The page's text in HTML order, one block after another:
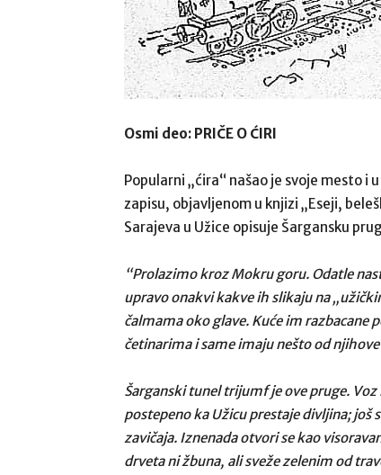
Osmi deo: PRIČE O ĆIRI
Popularni „ćira“ našao je svoje mesto
zapisu, objavljenom u knjizi „Eseji,
Sarajeva u Užice opisuje Šargansku
“Prolazimo kroz Mokru goru. Odatle
upravo onakvi kakve ih slikaju na
čalmama oko glave. Kuće im razbacane
četinarima i same imaju nešto od
Šarganski tunel trijumf je ove pruge.
postepeno ka Užicu prestaje divljina; još
zavičaja. Iznenada otvori se kao
drveta ni žbuna, ali sveže zelenim od